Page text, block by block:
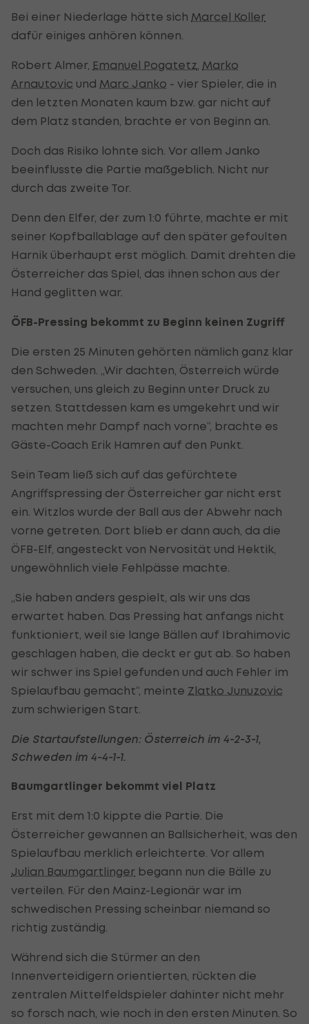
Bei einer Niederlage hätte sich Marcel Koller
dafür einiges anhören können.
Robert Almer, Emanuel Pogatetz Marko
Arnautovic und Marc Janko - vier Spieler, die in
den letzten Monaten kaum bzw. gar nicht auf
dem Platz standen, brachte er von Beginn an.
Doch das Risiko lohnte sich. Vor allem Janko
beeinflusste die Partie maßgeblich. Nicht nur
durch das zweite Tor.
Denn den Elfer, der zum 1:0 führte, machte er mit
seiner Kopfballablage auf den später gefoulten
Harnik überhaupt erst möglich. Damit drehten die
Österreicher das Spiel, das ihnen schon aus der
Hand geglitten war.
ÖFB-Pressing bekommt zu Beginn keinen Zugriff
Die ersten 25 Minuten gehörten nämlich ganz klar
den Schweden. „Wir dachten, Österreich würde
versuchen, uns gleich zu Beginn unter Druck zu
setzen. Stattdessen kam es umgekehrt und wir
machten mehr Dampf nach vorne“, brachte es
Gäste-Coach Erik Hamren auf den Punkt.
Sein Team ließ sich auf das gefürchtete
Angriffspressing der Österreicher gar nicht erst
ein. Witzlos wurde der Ball aus der Abwehr nach
vorne getreten. Dort blieb er dann auch, da die
ÖFB-Elf, angesteckt von Nervosität und Hektik,
ungewöhnlich viele Fehlpässe machte.
„Sie haben anders gespielt, als wir uns das
erwartet haben. Das Pressing hat anfangs nicht
funktioniert, weil sie lange Bällen auf Ibrahimovic
geschlagen haben, die deckt er gut ab. So haben
wir schwer ins Spiel gefunden und auch Fehler im
Spielaufbau gemacht“, meinte Zlatko Junuzovic
zum schwierigen Start.
Die Startaufstellungen: Österreich im 4-2-3-1,
Schweden im 4-4-1-1.
Baumgartlinger bekommt viel Platz
Erst mit dem 1:0 kippte die Partie. Die
Österreicher gewannen an Ballsicherheit, was den
Spielaufbau merklich erleichterte. Vor allem
Julian Baumgartlinger begann nun die Bälle zu
verteilen. Für den Mainz-Legionär war im
schwedischen Pressing scheinbar niemand so
richtig zuständig.
Während sich die Stürmer an den
Innenverteidigern orientierten, rückten die
zentralen Mittelfeldspieler dahinter nicht mehr
so forsch nach, wie noch in den ersten Minuten. So